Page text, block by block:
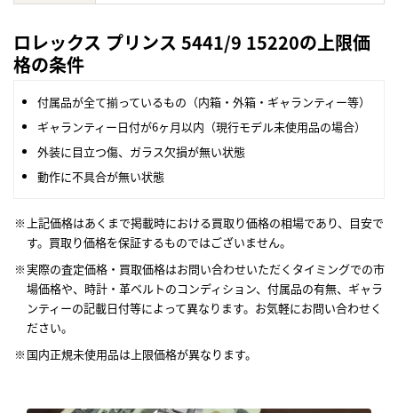
ロレックス プリンス 5441/9 15220の上限価
格の条件
付属品が全て揃っているもの（内箱・外箱・ギャランティー等）
ギャランティー日付が6ヶ月以内（現行モデル未使用品の場合）
外装に目立つ傷、ガラス欠損が無い状態
動作に不具合が無い状態
上記価格はあくまで掲載時における買取り価格の相場であり、目安で
す。買取り価格を保証するものではございません。
実際の査定価格・買取価格はお問い合わせいただくタイミングでの市
場価格や、時計・革ベルトのコンディション、付属品の有無、ギャラ
ンティーの記載日付等によって異なります。お気軽にお問い合わせく
ださい。
国内正規未使用品は上限価格が異なります。